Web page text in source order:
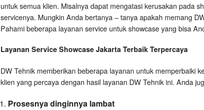
untuk semua klien. Misalnya dapat mengatasi kerusakan pada
servicenya. Mungkin Anda bertanya – tanya apakah memang
Pahami beberapa layanan service untuk showcase yang bisa
Layanan Service Showcase Jakarta Terbaik Terpercaya
DW Tehnik memberikan beberapa layanan untuk memperbaiki
klien yang percaya dengan hasil layanan DW Tehnik ini. Anda
Prosesnya dinginnya lambat